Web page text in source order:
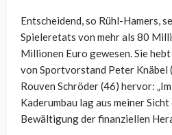
Entscheidend, so Rühl-Hamers,
Spieleretats von mehr als 80
Millionen Euro gewesen. Sie
von Sportvorstand Peter Knäbel
Rouven Schröder (46) hervor:
Kaderumbau lag aus meiner
Bewältigung der finanziellen